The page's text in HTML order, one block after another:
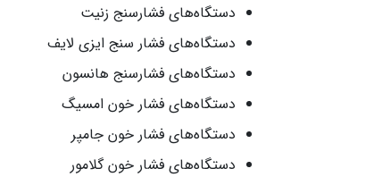
دستگاه‌های فشارسنج زنیت
دستگاه‌های فشار سنج ایزی لایف
دستگاه‌های فشارسنج هانسون
دستگاه‌های فشار خون امسیگ
دستگاه‌های فشار خون جامپر
دستگاه‌های فشار خون گلامور